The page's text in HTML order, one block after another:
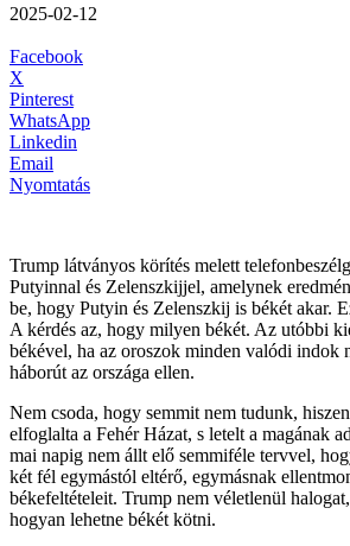
2025-02-12
Facebook
X
Pinterest
WhatsApp
Linkedin
Email
Nyomtatás
Trump látványos körítés melett
Putyinnal és Zelenszkijjel, amelynek
be, hogy Putyin és Zelenszkij is békét akar.
A kérdés az, hogy milyen békét. Az utóbbi
békével, ha az oroszok minden valódi indok
háborút az országa ellen.
Nem csoda, hogy semmit nem tudunk,
elfoglalta a Fehér Házat, s letelt a magának
mai napig nem állt elő semmiféle tervvel,
két fél egymástól eltérő, egymásnak
békefeltételeit. Trump nem véletlenül
hogyan lehetne békét kötni.